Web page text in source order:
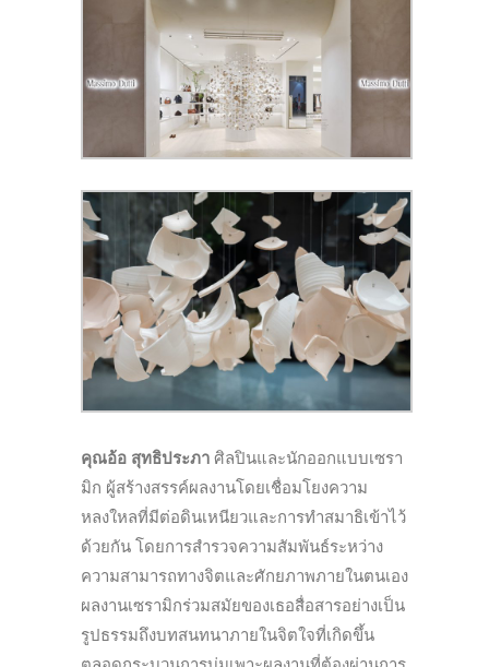
คุณอ้อ สุทธิประภา ศิลปินและนักออกแบบเซรา
มิก ผู้สร้างสรรค์ผลงานโดยเชื่อมโยงความ
หลงใหลที่มีต่อดินเหนียวและการทำสมาธิเข้าไว้
ด้วยกัน โดยการสำรวจความสัมพันธ์ระหว่าง
ความสามารถทางจิตและศักยภาพภายในตนเอง
ผลงานเซรามิกร่วมสมัยของเธอสื่อสารอย่างเป็น
รูปธรรมถึงบทสนทนาภายในจิตใจที่เกิดขึ้น